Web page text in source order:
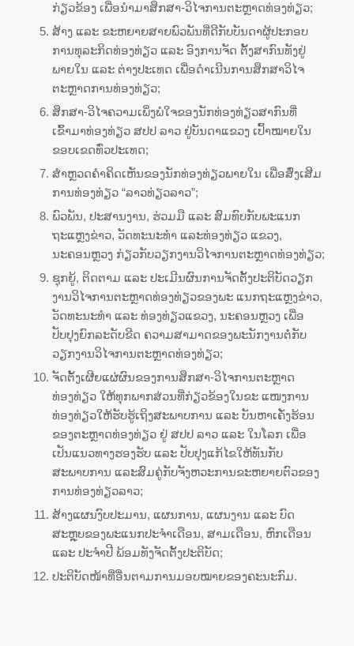
ກ່ຽວຂ້ອງ ເພື່ອນຳມາສຶກສາ-ວິໄຈການຕະຫຼາດທ່ອງທ່ຽວ;
ສ້າງ ແລະ ຂະຫຍາຍສາຍພົວພັນທີ່ດີກັບບັນດາຜູ້ປະກອບ
ການທຸລະກິດທ່ອງທ່ຽວ ແລະ ອົງການຈັດ ຕັ້ງສາກົນທັງຢູ່
ພາຍໃນ ແລະ ຕ່າງປະເທດ ເພື່ອດໍາເນີນການສຶກສາວິໄຈ
ຕະຫຼາດການທ່ອງທ່ຽວ;
ສຶກສາ-ວິໄຈຄວາມເພິ່ງພໍໃຈຂອງນັກທ່ອງທ່ຽວສາກົນທີ່
ເຂົ້າມາທ່ອງທ່ຽວ ສປປ ລາວ ຢູ່ບັນດາແຂວງ ເປົ້າໝາຍໃນ
ຂອບເຂດທົ່ວປະເທດ;
ສໍາຫຼວດຄໍາຄິດເຫັນຂອງນັກທ່ອງທ່ຽວພາຍໃນ ເພື່ອສົ່ງເສີມ
ການທ່ອງທ່ຽວ “ລາວທ່ຽວລາວ”;
ພົວພັນ, ປະສານງານ, ຮ່ວມມື ແລະ ສົມທົບກັບພະແນກ
ຖະແຫຼງຂ່າວ, ວັດທະນະທຳ ແລະທ່ອງທ່ຽວ ແຂວງ,
ນະຄອນຫຼວງ ກ່ຽວກັບວຽກງານວິໄຈການຕະຫຼາດທ່ອງທ່ຽວ;
ຊຸກຍູ້, ຕິດຕາມ ແລະ ປະເມີນຜົນການຈັດຕັ້ງປະຕິບັດວຽກ
ງານວິໄຈການຕະຫຼາດທ່ອງທ່ຽວຂອງພະ ແນກຖະແຫຼງຂ່າວ,
ວັດທະນະທຳ ແລະ ທ່ອງທ່ຽວແຂວງ, ນະຄອນຫຼວງ ເພື່ອ
ປັບປຸງຍົກລະດັບຂີດ ຄວາມສາມາດຂອງພະນັກງານຕໍ່ກັບ
ວຽກງານວິໄຈການຕະຫຼາດທ່ອງທ່ຽວ;
ຈັດຕັ້ງເຜີຍແຜ່ຜົນຂອງການສຶກສາ-ວິໄຈການຕະຫຼາດ
ທ່ອງທ່ຽວ ໃຫ້ທຸກພາກສ່ວນທີ່ກ່ຽວຂ້ອງໃນຂະ ແໜງການ
ທ່ອງທ່ຽວໃຫ້ຮັບຮູ້ເຖິງສະພາບການ ແລະ ບັນຫາເຄັ່ງຮ້ອນ
ຂອງຕະຫຼາດທ່ອງທ່ຽວ ຢູ່ ສປປ ລາວ ແລະ ໃນໂລກ ເພື່ອ
ເປັນແນວທາງຮອງຮັບ ແລະ ປັບປຸງແກ້ໄຂໃຫ້ທັນກັບ
ສະພາບການ ແລະສົມຄູ່ກັບຈັງຫວະການຂະຫຍາຍຕົວຂອງ
ການທ່ອງທ່ຽວລາວ;
ສ້າງແຜນງົບປະມານ, ແຜນການ, ແຜນງານ ແລະ ບົດ
ສະຫຼຸບຂອງພະແນກປະຈໍາເດືອນ, ສາມເດືອນ, ຫົກເດືອນ
ແລະ ປະຈຳປີ ພ້ອມທັງຈັດຕັ້ງປະຕິບັດ;
ປະຕິບັດໜ້າທີ່ອື່ນຕາມການມອບໝາຍຂອງຄະນະກົມ.